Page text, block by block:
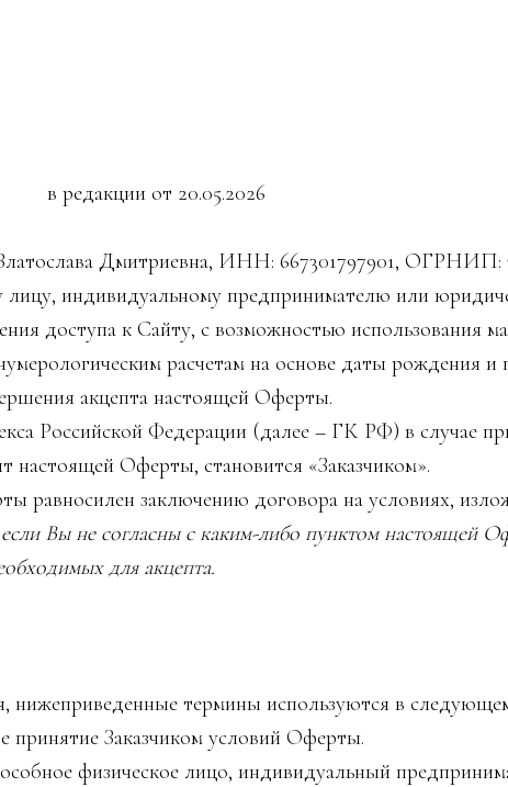
от 20.05.2026
Дмитриевна, ИНН: 667301797901, ОГРНИП:
индивидуальному предпринимателю или
доступа к Сайту, с возможностью использования
расчетам на основе даты рождения
акцепта настоящей Оферты.
Российской Федерации (далее – ГК РФ) в случае
настоящей Оферты, становится «Заказчиком».
равносилен заключению договора на условиях,
Вы не согласны с каким-либо пунктом настоящей
для акцепта.
термины используются в
принятие Заказчиком условий Оферты.
физическое лицо, индивидуальный